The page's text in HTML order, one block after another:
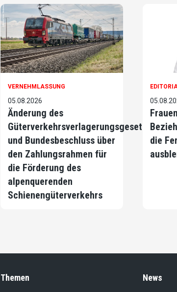
VERNEHMLASSUNG
05.08.2026
Änderung des
Güterverkehrsverlagerungsgesetzes
und Bundesbeschluss über
den Zahlungsrahmen für
die Förderung des
alpenquerenden
Schienengüterverkehrs
die
Themen News